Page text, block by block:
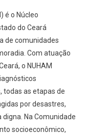
é o Núcleo
do Ceará
de comunidades
Com atuação
o NUHAM
todas as etapas de
por desastres,
Na Comunidade
socioeconômico,